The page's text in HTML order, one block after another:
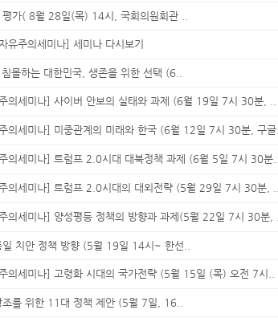
가( 8월 28일(목) 14시, 국회의원회관 ..
유주의세미나] 세미나 다시보기
몰하는 대한민국, 생존을 위한 선택 (6..
의세미나] 사이버 안보의 실태와 과제 (6월 19일 7시 30분, ..
의세미나] 미중관계의 미래와 한국 (6월 12일 7시 30분, 구글..
의세미나] 트럼프 2.0시대 대북정책 과제 (6월 5일 7시 30분..
의세미나] 트럼프 2.0시대의 대외전략 (5월 29일 7시 30분, ..
의세미나] 양성평등 정책의 방향과 과제(5월 22일 7시 30분, ..
치안 정책 방향 (5월 19일 14시~ 한선..
의세미나] 고령화 시대의 국가전략 (5월 15일 (목) 오전 7시..
를 위한 11대 정책 제안 (5월 7일, 16..